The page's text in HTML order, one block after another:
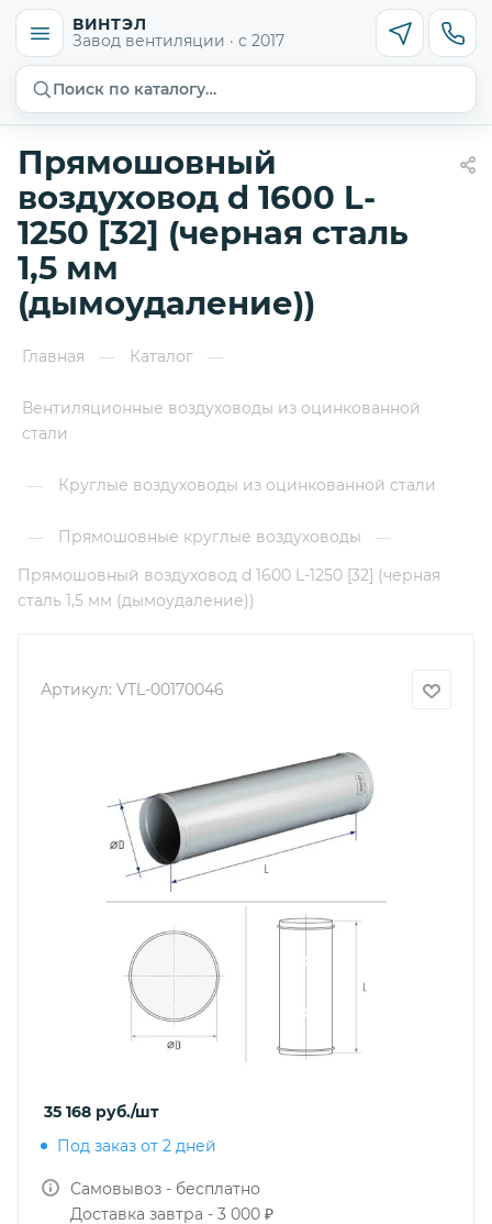
ВИНТЭЛ
Завод вентиляции · с 2017
Поиск по каталогу…
Прямошовный
воздуховод d 1600 L-
1250 [32] (черная сталь
1,5 мм
(дымоудаление))
Главная — Каталог —
Вентиляционные воздуховоды из оцинкованной
стали
— Круглые воздуховоды из оцинкованной стали
— Прямошовные круглые воздуховоды
—
Прямошовный воздуховод d 1600 L-1250 [32] (черная
сталь 1,5 мм (дымоудаление))
Артикул: VTL-00170046
35 168 руб./шт
Под заказ от 2 дней
Самовывоз - бесплатно
Доставка завтра - 3 000 ₽